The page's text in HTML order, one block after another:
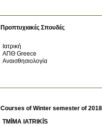
Προπτυχιακές Σπουδές
Ιατρική
ΑΠΘ Greece
Αναισθησιολογία
Courses of Winter semester of
TMĪMA IATRIKĪS